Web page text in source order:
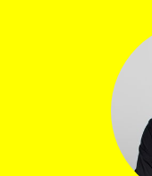
Formate,
stärken,